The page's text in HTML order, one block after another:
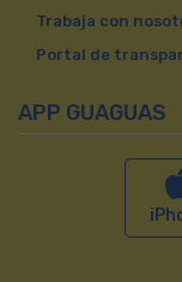
Trabaja con
Portal de
APP GUAGUAS